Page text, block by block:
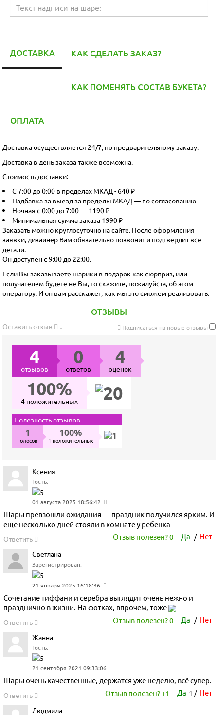
ДОСТАВКА КАК СДЕЛАТЬ ЗАКАЗ?
КАК ПОМЕНЯТЬ СОСТАВ БУКЕТА?
ОПЛАТА
Доставка осуществляется 24/7, по предварительному заказу.
Доставка в день заказа также возможна.
Стоимость доставки:
С 7:00 до 0:00 в пределах МКАД - 640 ₽
Надбавка за выезд за пределы МКАД — по согласованию
Ночная с 0:00 до 7:00 — 1190 ₽
Минимальная сумма заказа 1990 ₽
Заказать можно круглосуточно на сайте. После оформления
заявки, дизайнер Вам обязательно позвонит и подтвердит все
детали.
Он доступен с 9:00 до 22:00.
Если Вы заказываете шарики в подарок как сюрприз, или
получателем будете не Вы, то скажите, пожалуйста, об этом
оператору. И он вам расскажет, как мы это сможем реализовать.
ОТЗЫВЫ
Подписаться на новые отзывы
Оставить отзыв ↓
4
отзывов
0
ответов
4
оценок
100%
4 положительных
Полезность отзывов
1
голосов
100%
1 положительных
Ксения
Гость.
01 августа 2025 18:56:42
Шары превзошли ожидания — праздник получился ярким. И
еще несколько дней стояли в комнате у ребенка
Да / Нет
Отзыв полезен?0
Ответить
Светлана
Зарегистрирован.
21 января 2025 16:18:36
Сочетание тиффани и серебра выглядит очень нежно и
празднично в жизни. На фотках, впрочем, тоже
Да / Нет
Отзыв полезен?0
Ответить
Жанна
Гость.
21 сентября 2021 09:33:06
Шары очень качественные, держатся уже неделю, всё супер.
Да 1 / Нет
Отзыв полезен?+1
Ответить
Людмила